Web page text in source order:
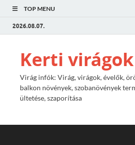
TOP MENU
2026.08.07.
Kerti virágok
Virág infók: Virág, virágok, évelők,
balkon növények, szobanövények
ültetése, szaporítása